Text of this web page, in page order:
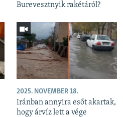
Burevesztnyik rakétáról?
2025. NOVEMBER 18.
Iránban annyira esőt akartak,
hogy árvíz lett a vége